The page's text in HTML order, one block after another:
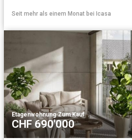
Seit mehr als einem Monat bei Icasa
Etagenwohnung·Zum Kauf
CHF 690'000